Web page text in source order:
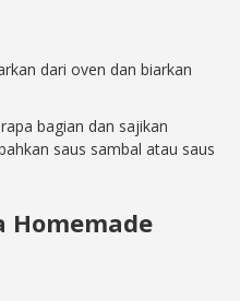
dari oven dan biarkan
bagian dan sajikan
saus sambal atau saus
Homemade